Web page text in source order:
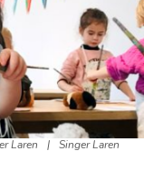
Laren | Singer Laren